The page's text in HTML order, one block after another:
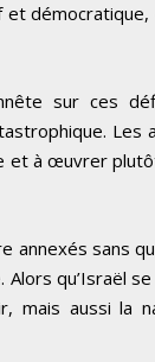
sur ces
Les
à œuvrer
annexés sans
qu’Israël
mais aussi la